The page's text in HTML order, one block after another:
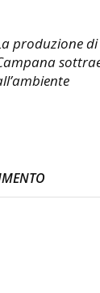
produzione